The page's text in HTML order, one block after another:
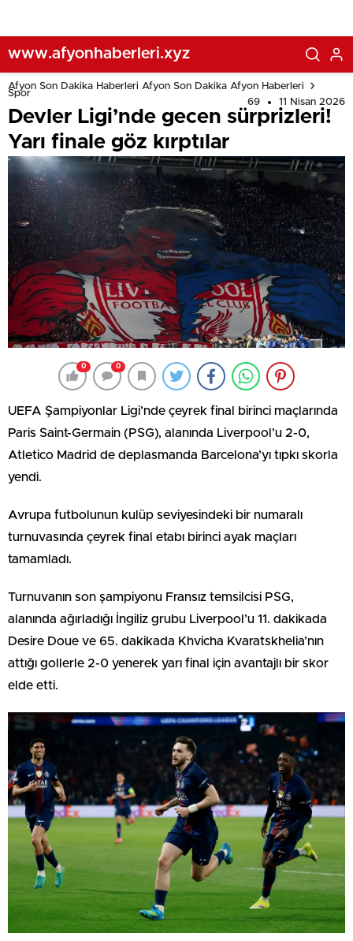
www.afyonhaberleri.xyz
Afyon Son Dakika Haberleri Afyon Son Dakika Afyon Haberleri
Spor
69
11 Nisan 2026
Devler Ligi’nde gecen sürprizleri!
Yarı finale göz kırptılar
0 0
UEFA Şampiyonlar Ligi’nde çeyrek final birinci maçlarında
Paris Saint-Germain (PSG), alanında Liverpool’u 2-0,
Atletico Madrid de deplasmanda Barcelona’yı tıpkı skorla
yendi.
Avrupa futbolunun kulüp seviyesindeki bir numaralı
turnuvasında çeyrek final etabı birinci ayak maçları
tamamladı.
Turnuvanın son şampiyonu Fransız temsilcisi PSG,
alanında ağırladığı İngiliz grubu Liverpool’u 11. dakikada
Desire Doue ve 65. dakikada Khvicha Kvaratskhelia’nın
attığı gollerle 2-0 yenerek yarı final için avantajlı bir skor
elde etti.